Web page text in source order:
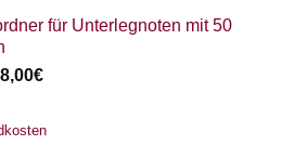
für Unterlegnoten mit 50
€